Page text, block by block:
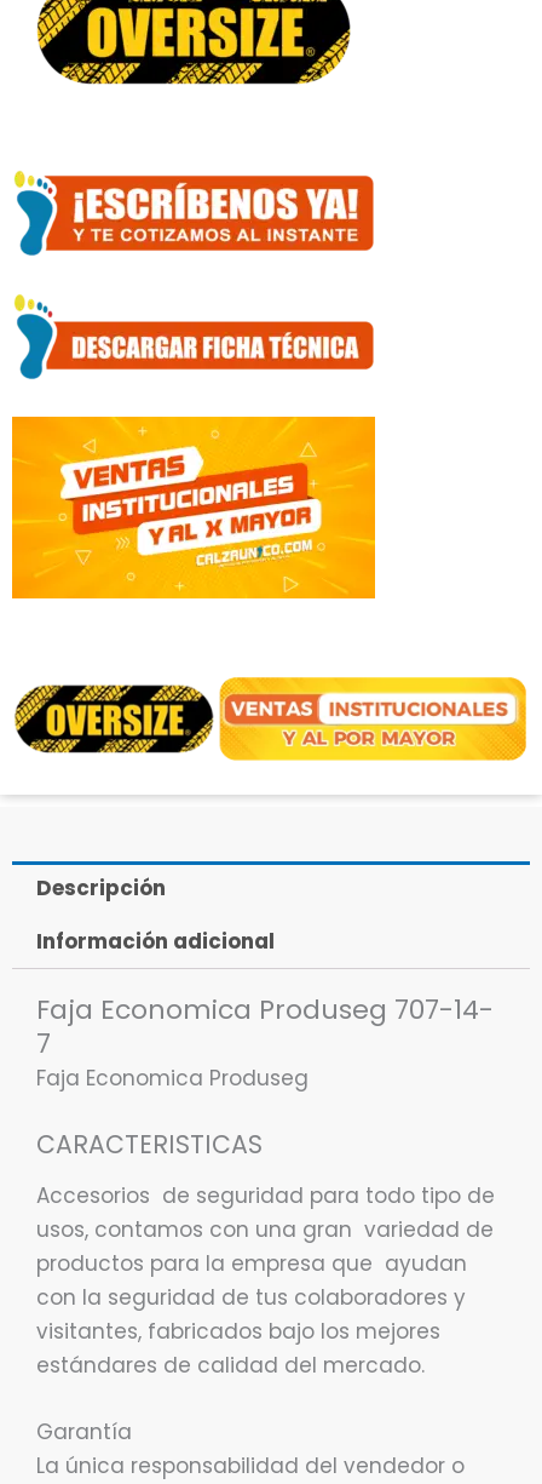
Descripción
Información adicional
Faja Economica Produseg 707-14-
7
Faja Economica Produseg
CARACTERISTICAS
Accesorios de seguridad para todo tipo de
usos, contamos con una gran variedad de
productos para la empresa que ayudan
con la seguridad de tus colaboradores y
visitantes, fabricados bajo los mejores
estándares de calidad del mercado.
Garantía
La única responsabilidad del vendedor o